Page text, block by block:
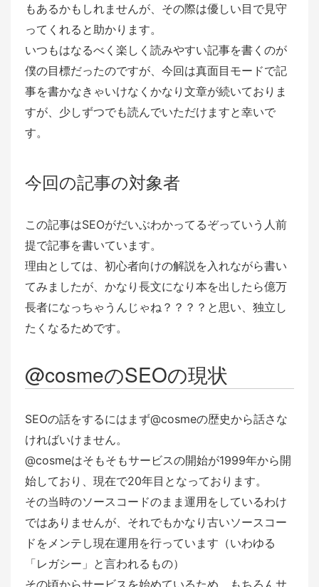
もあるかもしれませんが、その際は優しい目で見守
ってくれると助かります。
いつもはなるべく楽しく読みやすい記事を書くのが
僕の目標だったのですが、今回は真面目モードで記
事を書かなきゃいけなくかなり文章が続いておりま
すが、少しずつでも読んでいただけますと幸いで
す。
今回の記事の対象者
この記事はSEOがだいぶわかってるぞっていう人前
提で記事を書いています。
理由としては、初心者向けの解説を入れながら書い
てみましたが、かなり長文になり本を出したら億万
長者になっちゃうんじゃね？？？？と思い、独立し
たくなるためです。
@cosmeのSEOの現状
SEOの話をするにはまず@cosmeの歴史から話さな
ければいけません。
@cosmeはそもそもサービスの開始が1999年から開
始しており、現在で20年目となっております。
その当時のソースコードのまま運用をしているわけ
ではありませんが、それでもかなり古いソースコー
ドをメンテし現在運用を行っています（いわゆる
「レガシー」と言われるもの）